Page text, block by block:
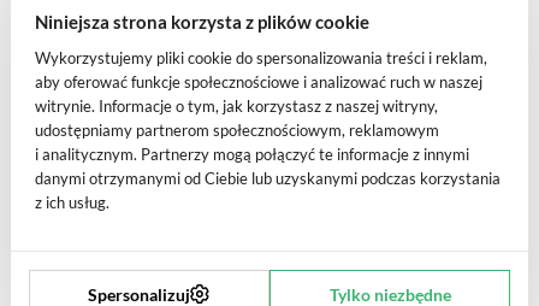
roku życia.
Oprócz utrzymania ich otyłości do dorosłości, otyłość
nastolatków będzie również promować: wczesna nadmierna
śmiertelność, zespół metaboliczny, który wiąże się z HTA,
serca, udar, zespół policystycznych jajników i niektóre
Niniejsza strona korzysta z plików cookie
Wykorzystujemy pliki cookie do spersonalizowania treści i reklam,
aby oferować funkcje społecznościowe i analizować ruch w naszej
witrynie. Informacje o tym, jak korzystasz z naszej witryny,
udostępniamy partnerom społecznościowym, reklamowym
i analitycznym. Partnerzy mogą połączyć te informacje z innymi
danymi otrzymanymi od Ciebie lub uzyskanymi podczas korzystania
z ich usług.
Spersonalizuj Tylko niezbędne